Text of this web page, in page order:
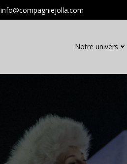
info@compagniejolla.com
Notre univers